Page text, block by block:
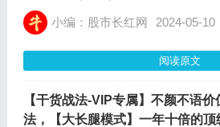
了很长了，所以直接逐条罗列规律了
段。
小编：股市长红网 2024-05-10
阅读原文
【干货战法-VIP专属】不颜不语
法，【大长腿模式】一年十倍的顶